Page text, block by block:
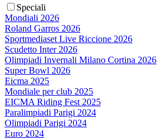
Speciali
Mondiali 2026
Roland Garros 2026
Sportmediaset Live Riccione 2026
Scudetto Inter 2026
Olimpiadi Invernali Milano Cortina 2026
Super Bowl 2026
Eicma 2025
Mondiale per club 2025
EICMA Riding Fest 2025
Paralimpiadi Parigi 2024
Olimpiadi Parigi 2024
Euro 2024